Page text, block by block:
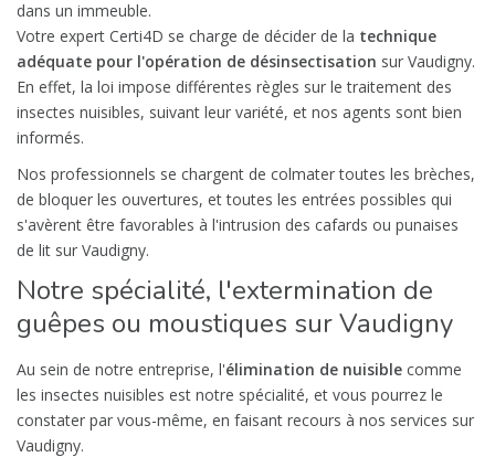
dans un immeuble.
Votre expert Certi4D se charge de décider de la technique
adéquate pour l'opération de désinsectisation sur Vaudigny.
En effet, la loi impose différentes règles sur le traitement des
insectes nuisibles, suivant leur variété, et nos agents sont bien
informés.
Nos professionnels se chargent de colmater toutes les brèches,
de bloquer les ouvertures, et toutes les entrées possibles qui
s'avèrent être favorables à l'intrusion des cafards ou punaises
de lit sur Vaudigny.
Notre spécialité, l'extermination de
guêpes ou moustiques sur Vaudigny
Au sein de notre entreprise, l'élimination de nuisible comme
les insectes nuisibles est notre spécialité, et vous pourrez le
constater par vous-même, en faisant recours à nos services sur
Vaudigny.